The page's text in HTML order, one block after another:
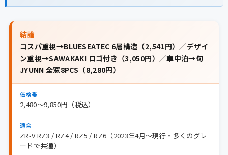
結論
コスパ重視→BLUESEATEC 6層構造（2,541円）／デザイ
ン重視→SAWAKAKI ロゴ付き（3,050円）／車中泊→旬
JYUNN 全窓8PCS（8,280円）
価格帯
2,480〜9,850円（税込）
適合
ZR-V RZ3 / RZ4 / RZ5 / RZ6（2023年4月〜現行・多くのグレ
ードで共通）